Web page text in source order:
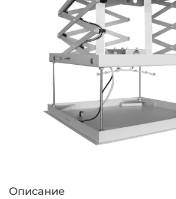
Описание